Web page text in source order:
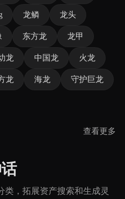
龙鳞 龙头
东方龙 龙甲
龙 中国龙 火龙
龙 海龙 守护巨龙
查看更多
类，拓展资产搜索和生成灵